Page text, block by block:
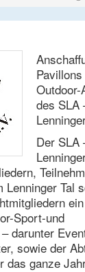
des SLA
Der SLA
Lenninger Tal
Sport-und
darunter
sowie der
das ganze